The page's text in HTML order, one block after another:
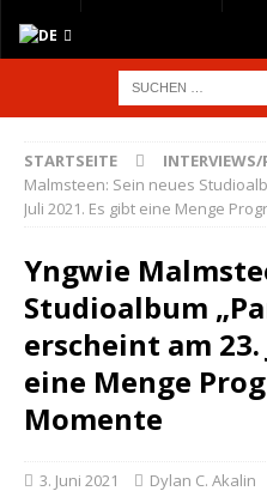
STARTSEITE INTERVIEWS/
Malmsteen: Sein neues
Juli 2021. Es gibt eine Menge
Yngwie
Studioalbum
erscheint am 23.
eine Menge
Momente
3. Juni 2021 Dylan C. Akalin